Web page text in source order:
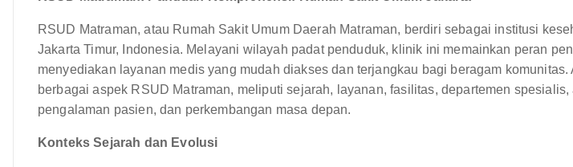
RSUD Matraman, atau Rumah Sakit Umum Daerah Matraman, berdiri sebagai institusi
Jakarta Timur, Indonesia. Melayani wilayah padat penduduk, klinik ini memainkan peran
menyediakan layanan medis yang mudah diakses dan terjangkau bagi beragam komunitas.
berbagai aspek RSUD Matraman, meliputi sejarah, layanan, fasilitas, departemen spesialis,
pengalaman pasien, dan perkembangan masa depan.
Konteks Sejarah dan Evolusi